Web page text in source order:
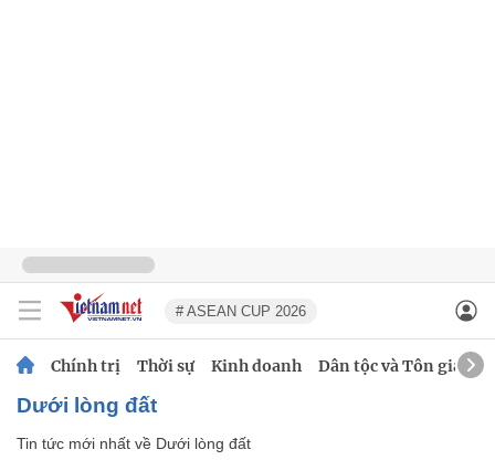
# ASEAN CUP 2026
Chính trị Thời sự Kinh doanh Dân tộc và Tôn giáo
Dưới lòng đất
Tin tức mới nhất về Dưới lòng đất